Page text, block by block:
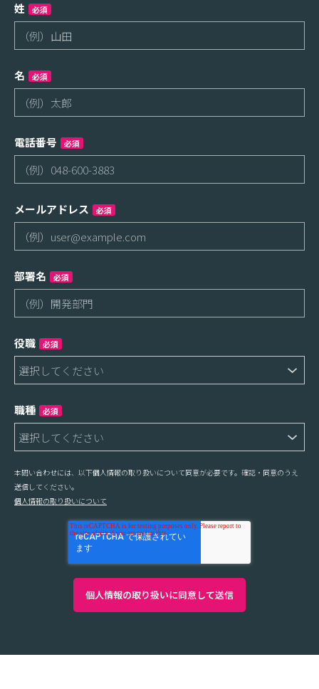
姓 必須
名 必須
電話番号 必須
メールアドレス 必須
部署名 必須
役職 必須
職種 必須
本問い合わせには、以下個人情報の取り扱いについて同意が必要です。確認・同意のうえ
送信してください。
個人情報の取り扱いについて